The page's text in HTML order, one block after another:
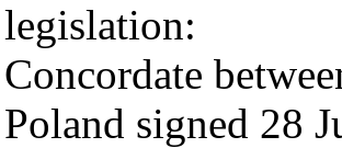
legislation:
Concordate
Poland signed 28